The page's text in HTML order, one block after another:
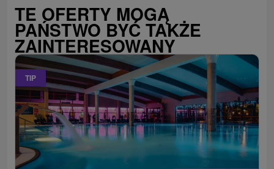
TE OFERTY MOGĄ
PAŃSTWO BYĆ TAKŻE
ZAINTERESOWANY
TIP